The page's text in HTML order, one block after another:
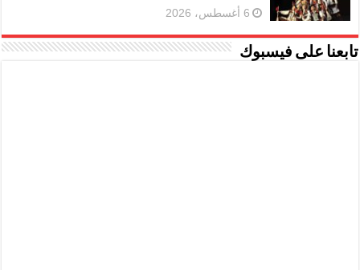
6 أغسطس، 2026
تابعنا على فيسبوك